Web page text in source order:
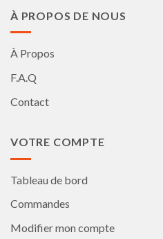
À PROPOS DE NOUS
À Propos
F.A.Q
Contact
VOTRE COMPTE
Tableau de bord
Commandes
Modifier mon compte